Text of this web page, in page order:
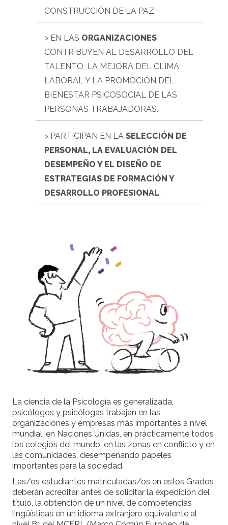
CONSTRUCCIÓN DE LA PAZ.
> EN LAS ORGANIZACIONES
CONTRIBUYEN AL DESARROLLO DEL
TALENTO, LA MEJORA DEL CLIMA
LABORAL Y LA PROMOCIÓN DEL
BIENESTAR PSICOSOCIAL DE LAS
PERSONAS TRABAJADORAS.
> PARTICIPAN EN LA SELECCIÓN DE
PERSONAL, LA EVALUACIÓN DEL
DESEMPEÑO Y EL DISEÑO DE
ESTRATEGIAS DE FORMACIÓN Y
DESARROLLO PROFESIONAL.
La ciencia de la Psicología es generalizada,
psicólogos y psicólogas trabajan en las
organizaciones y empresas más importantes a nivel
mundial, en Naciones Unidas, en prácticamente todos
los colegios del mundo, en las zonas en conflicto y en
las comunidades, desempeñando papeles
importantes para la sociedad.
Las/os estudiantes matriculadas/os en estos Grados
deberán acreditar, antes de solicitar la expedición del
título, la obtención de un nivel de competencias
lingüísticas en un idioma extranjero equivalente al